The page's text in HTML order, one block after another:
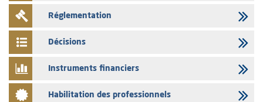
L’AMMC met sur son site internet les publications réalisées par les
émetteurs en date du 4 août 2026
Saham Bank – Mise à jour annuelle du dossier d’information relatif au
03/08/2026
L’AMMC met sur son site internet les publications réalisées par les
Réglementation
Décisions
Instruments financiers
Habilitation des professionnels